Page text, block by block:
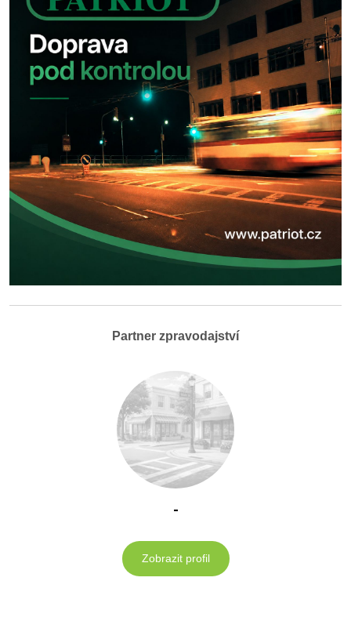
Partner zpravodajství
-
Zobrazit profil